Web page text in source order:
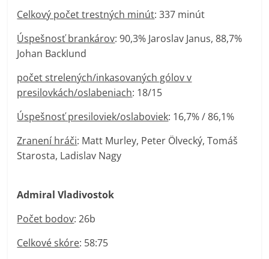
Celkový počet trestných minút: 337 minút
Úspešnosť brankárov: 90,3% Jaroslav Janus, 88,7%
Johan Backlund
počet strelených/inkasovaných gólov v
presilovkách/oslabeniach: 18/15
Úspešnosť presiloviek/oslaboviek: 16,7% / 86,1%
Zranení hráči: Matt Murley, Peter Ölvecký, Tomáš
Starosta, Ladislav Nagy
Admiral Vladivostok
Počet bodov: 26b
Celkové skóre: 58:75